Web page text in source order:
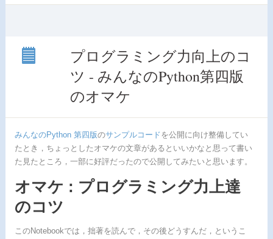
向上
ツ -
みん
なの
第四
版の
オマ
ケ
プログラミング力向上のコ
ツ - みんなのPython第四版
のオマケ
みんなのPython 第四版のサンプルコードを公開に向け整備してい
たとき，ちょっとしたオマケの文章があるといいかなと思って書い
た見たところ，一部に好評だったので公開してみたいと思います。
オマケ : プログラミング力上達
のコツ
このNotebookでは，拙著を読んで，その後どうすんだ，というこ